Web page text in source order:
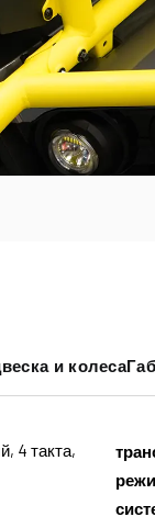
и колеса
4 такта,